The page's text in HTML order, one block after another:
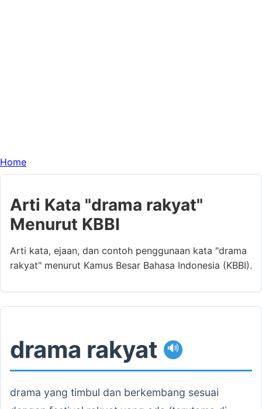
Home
Arti Kata "drama rakyat"
Menurut KBBI
Arti kata, ejaan, dan contoh penggunaan kata "drama
rakyat" menurut Kamus Besar Bahasa Indonesia (KBBI).
drama rakyat 🔊
drama yang timbul dan berkembang sesuai